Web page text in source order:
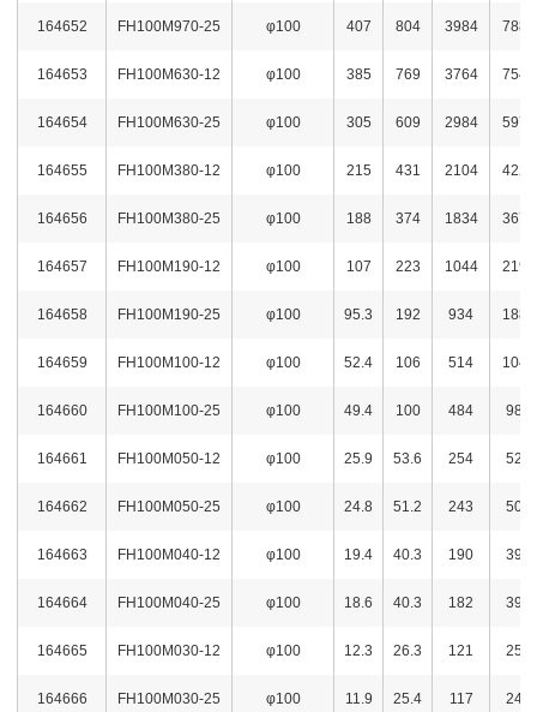
164652 FH100M970-25 φ100 407 804 3984 7884
164653 FH100M630-12 φ100 385 769 3764 7544
164654 FH100M630-25 φ100 305 609 2984 5974
164655 FH100M380-12 φ100 215 431 2104 4224
164656 FH100M380-25 φ100 188 374 1834 3674
164657 FH100M190-12 φ100 107 223 1044 2194
164658 FH100M190-25 φ100 95.3 192 934 1884
164659 FH100M100-12 φ100 52.4 106 514 1044
164660 FH100M100-25 φ100 49.4 100 484 981
164661 FH100M050-12 φ100 25.9 53.6 254 525
164662 FH100M050-25 φ100 24.8 51.2 243 502
164663 FH100M040-12 φ100 19.4 40.3 190 395
164664 FH100M040-25 φ100 18.6 40.3 182 395
164665 FH100M030-12 φ100 12.3 26.3 121 258
164666 FH100M030-25 φ100 11.9 25.4 117 249